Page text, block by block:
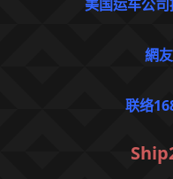
美国运车公
網
联络